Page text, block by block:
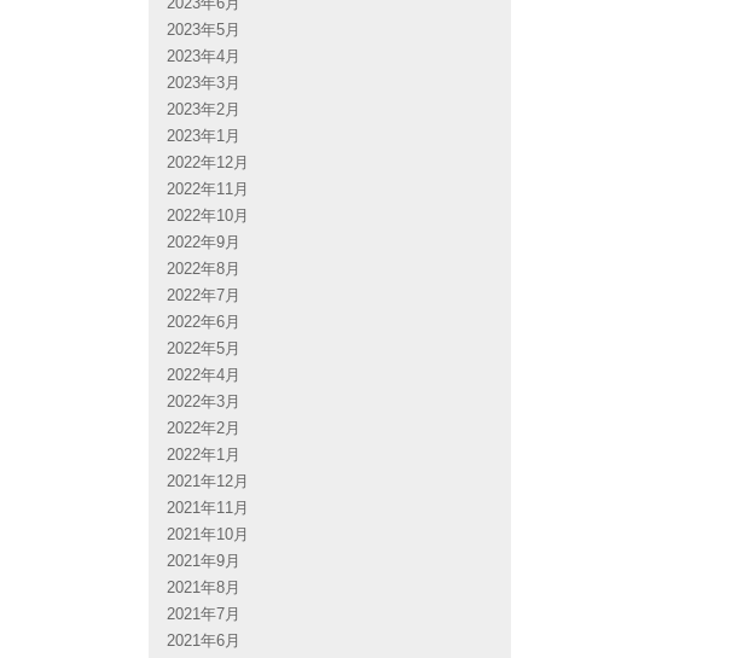
2023年5月
2023年4月
2023年3月
2023年2月
2023年1月
2022年12月
2022年11月
2022年10月
2022年9月
2022年8月
2022年7月
2022年6月
2022年5月
2022年4月
2022年3月
2022年2月
2022年1月
2021年12月
2021年11月
2021年10月
2021年9月
2021年8月
2021年7月
2021年6月